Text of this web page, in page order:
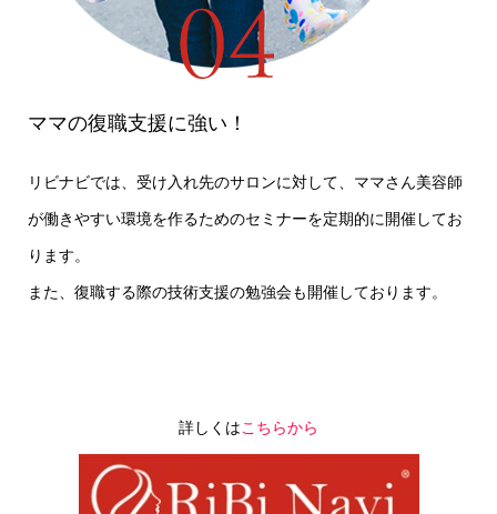
ママの復職支援に強い！
リビナビでは、受け入れ先のサロンに対して、ママさん美容師
が働きやすい環境を作るためのセミナーを定期的に開催してお
ります。
また、復職する際の技術支援の勉強会も開催しております。
詳しくはこちらから